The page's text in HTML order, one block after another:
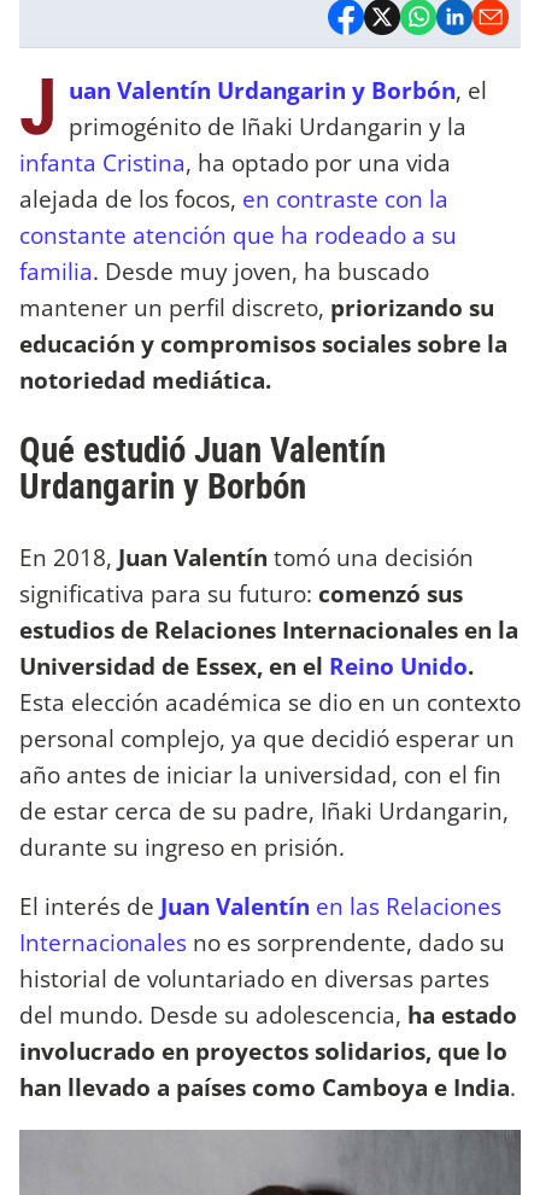
J uan Valentín Urdangarin y Borbón, el
primogénito de Iñaki Urdangarin y la
infanta Cristina, ha optado por una vida
alejada de los focos, en contraste con la
constante atención que ha rodeado a su
familia. Desde muy joven, ha buscado
mantener un perfil discreto, priorizando su
educación y compromisos sociales sobre la
notoriedad mediática.
Qué estudió Juan Valentín
Urdangarin y Borbón
En 2018, Juan Valentín tomó una decisión
significativa para su futuro: comenzó sus
estudios de Relaciones Internacionales en la
Universidad de Essex, en el Reino Unido.
Esta elección académica se dio en un contexto
personal complejo, ya que decidió esperar un
año antes de iniciar la universidad, con el fin
de estar cerca de su padre, Iñaki Urdangarin,
durante su ingreso en prisión.
El interés de Juan Valentín en las Relaciones
Internacionales no es sorprendente, dado su
historial de voluntariado en diversas partes
del mundo. Desde su adolescencia, ha estado
involucrado en proyectos solidarios, que lo
han llevado a países como Camboya e India.